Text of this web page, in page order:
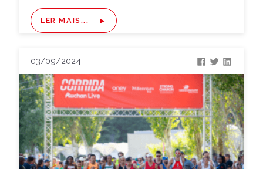
LER MAIS...
03/09/2024